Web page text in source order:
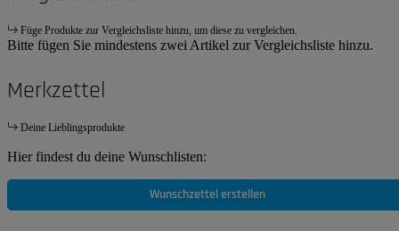
Füge Produkte zur Vergleichsliste hinzu, um diese zu vergleichen.
Bitte fügen Sie mindestens zwei Artikel zur Vergleichsliste hinzu.
Merkzettel
Deine Lieblingsprodukte
Hier findest du deine Wunschlisten:
Wunschzettel erstellen